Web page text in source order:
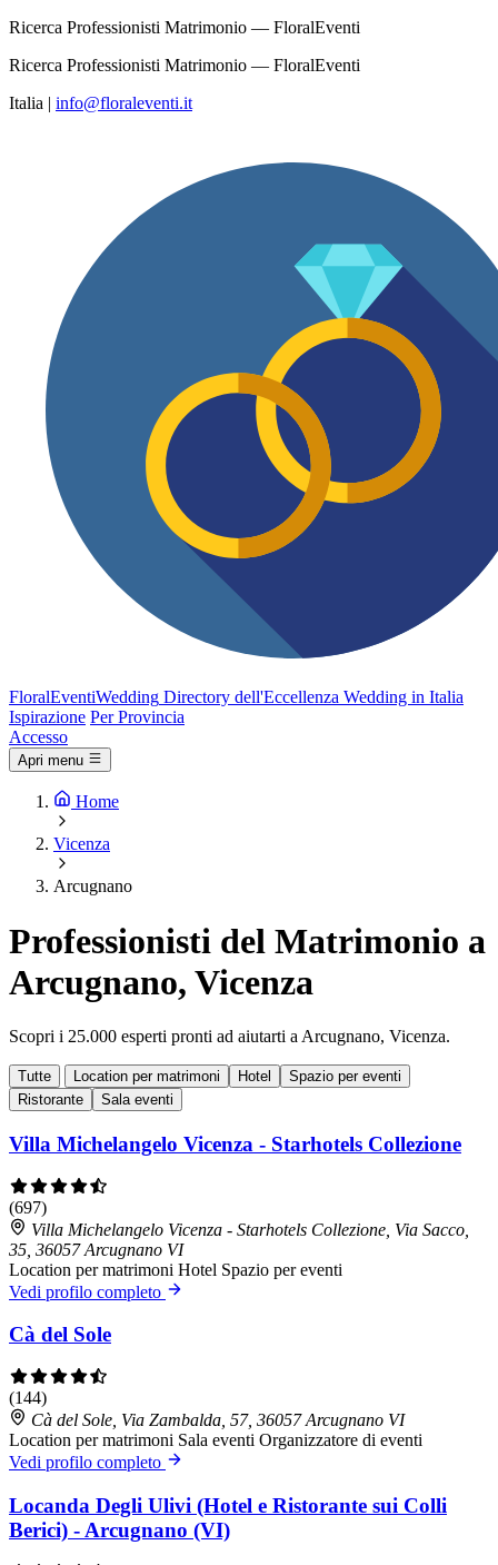
Ricerca Professionisti Matrimonio — FloralEventi
Ricerca Professionisti Matrimonio — FloralEventi
Italia | info@floraleventi.it
FloralEventiWedding Directory dell'Eccellenza Wedding in Italia
Ispirazione Per Provincia
Accesso
Apri menu
Home
Vicenza
Arcugnano
Professionisti del Matrimonio a
Arcugnano, Vicenza
Scopri i 25.000 esperti pronti ad aiutarti a Arcugnano, Vicenza.
Tutte Location per matrimoni Hotel
Spazio per eventi
Ristorante
Sala eventi
Villa Michelangelo Vicenza - Starhotels Collezione
(697)
Villa Michelangelo Vicenza - Starhotels Collezione, Via Sacco,
35, 36057 Arcugnano VI
Location per matrimoni Hotel Spazio per eventi
Vedi profilo completo
Cà del Sole
(144)
Cà del Sole, Via Zambalda, 57, 36057 Arcugnano VI
Location per matrimoni Sala eventi Organizzatore di eventi
Vedi profilo completo
Locanda Degli Ulivi (Hotel e Ristorante sui Colli
Berici) - Arcugnano (VI)